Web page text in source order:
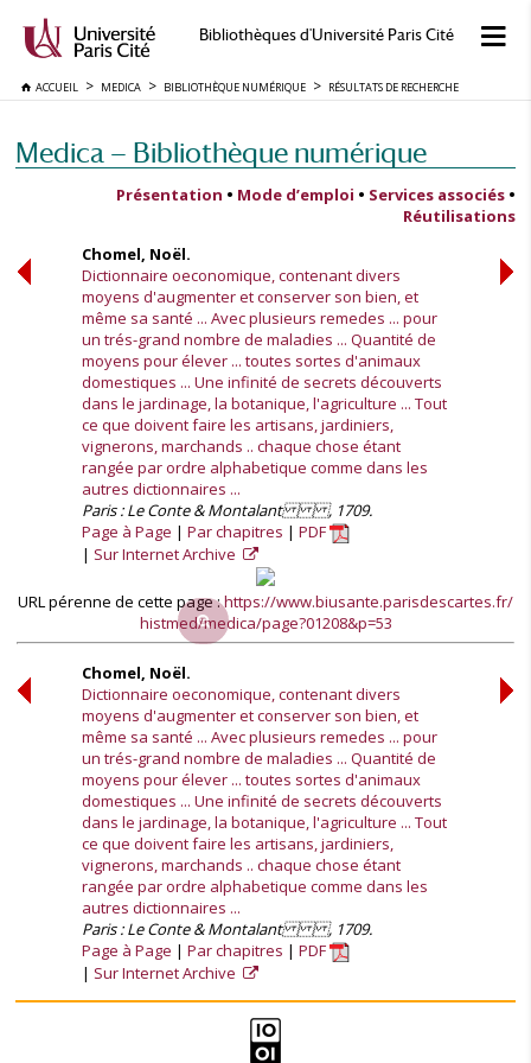
Bibliothèques d'Université Paris Cité
ACCUEIL MEDICA BIBLIOTHÈQUE NUMÉRIQUE RÉSULTATS DE RECHERCHE
Medica — Bibliothèque numérique
Présentation • Mode d’emploi • Services associés •
Réutilisations
Chomel, Noël.
Dictionnaire oeconomique, contenant divers
moyens d'augmenter et conserver son bien, et
même sa santé ... Avec plusieurs remedes ... pour
un trés-grand nombre de maladies ... Quantité de
moyens pour élever ... toutes sortes d'animaux
domestiques ... Une infinité de secrets découverts
dans le jardinage, la botanique, l'agriculture ... Tout
ce que doivent faire les artisans, jardiniers,
vignerons, marchands .. chaque chose étant
rangée par ordre alphabetique comme dans les
autres dictionnaires ...
Paris : Le Conte & Montalant , 1709.
Page à Page
Par chapitres
PDF
Sur Internet Archive
URL pérenne de cette page :https://www.biusante.parisdescartes.fr/
histmed/medica/page?01208&p=53
Chomel, Noël.
Dictionnaire oeconomique, contenant divers
moyens d'augmenter et conserver son bien, et
même sa santé ... Avec plusieurs remedes ... pour
un trés-grand nombre de maladies ... Quantité de
moyens pour élever ... toutes sortes d'animaux
domestiques ... Une infinité de secrets découverts
dans le jardinage, la botanique, l'agriculture ... Tout
ce que doivent faire les artisans, jardiniers,
vignerons, marchands .. chaque chose étant
rangée par ordre alphabetique comme dans les
autres dictionnaires ...
Paris : Le Conte & Montalant , 1709.
Page à Page
Par chapitres
PDF
Sur Internet Archive